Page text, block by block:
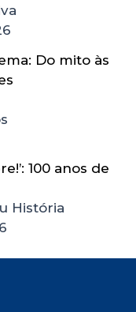
Do mito às
100 anos de
História